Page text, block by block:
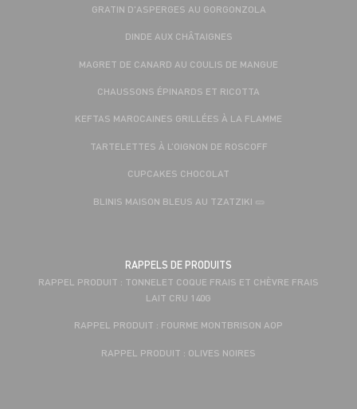
GRATIN D'ASPERGES AU GORGONZOLA
DINDE AUX CHÂTAIGNES
MAGRET DE CANARD AU COULIS DE MANGUE
CHAUSSONS ÉPINARDS ET RICOTTA
KEFTAS MAROCAINES GRILLÉES À LA FLAMME
TARTELETTES À L’OIGNON DE ROSCOFF
CUPCAKES CHOCOLAT
BLINIS MAISON BLEUS AU TZATZIKI 🥒
RAPPELS DE PRODUITS
RAPPEL PRODUIT : TONNELET COQUE FRAIS ET CHÈVRE FRAIS
LAIT CRU 140G
RAPPEL PRODUIT : FOURME MONTBRISON AOP
RAPPEL PRODUIT : OLIVES NOIRES